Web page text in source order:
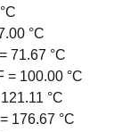
°C
71.67 °C
= 100.00 °C
°C
176.67 °C